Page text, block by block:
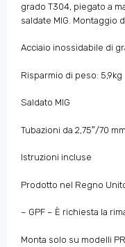
grado T304, piegato a
saldate MIG. Montaggio
Acciaio inossidabile di
Risparmio di peso: 5,9kg
Saldato MIG
Tubazioni da 2,75″/70 mm
Istruzioni incluse
Prodotto nel Regno
– GPF – È richiesta la
Monta solo su modelli